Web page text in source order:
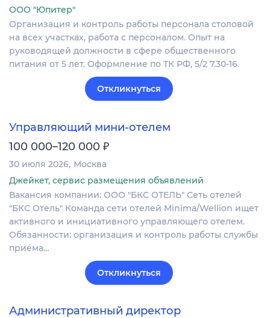
ООО "Юпитер"
Организация и контроль работы персонала столовой
на всех участках, работа с персоналом. Опыт на
руководящей должности в сфере общественного
питания от 5 лет. Оформление по ТК РФ, 5/2 7.30-16.
Откликнуться
Управляющий мини-отелем
100 000–120 000 ₽
30 июля 2026 Москва
Джейкет, сервис размещения объявлений
Вакансия компании: ООО "БКС ОТЕЛЬ" Сеть отелей
"БКС Отель" Команда сети отелей Minima/Wellion ищет
активного и инициативного управляющего отелем.
Обязанности: организация и контроль работы службы
приёма…
Откликнуться
Административный директор